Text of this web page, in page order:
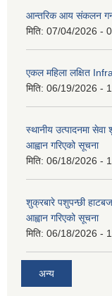
आन्तरिक आय संकलन गर्न
मिति: 07/04/2026 -
एकल महिला लक्षित
मिति: 06/19/2026 -
स्थानीय उत्पादनमा
आह्वान गरिएको सूचना
मिति: 06/18/2026 -
शुक्रबारे पशुपन्छी
आह्वान गरिएको सूचना
मिति: 06/18/2026 -
अन्य